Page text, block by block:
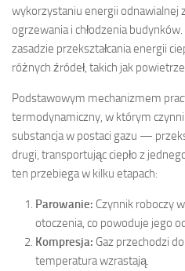
wykorzystaniu energii odnawialnej
ogrzewania i chłodzenia
zasadzie przekształcania energii
różnych źródeł, takich jak
Podstawowym mechanizmem
termodynamiczny, w którym
substancja w postaci gazu —
drugi, transportując ciepło z
ten przebiega w kilku etapach:
Parowanie: Czynnik roboczy
otoczenia, co powoduje jego
Kompresja: Gaz przechodzi
temperatura wzrastają.